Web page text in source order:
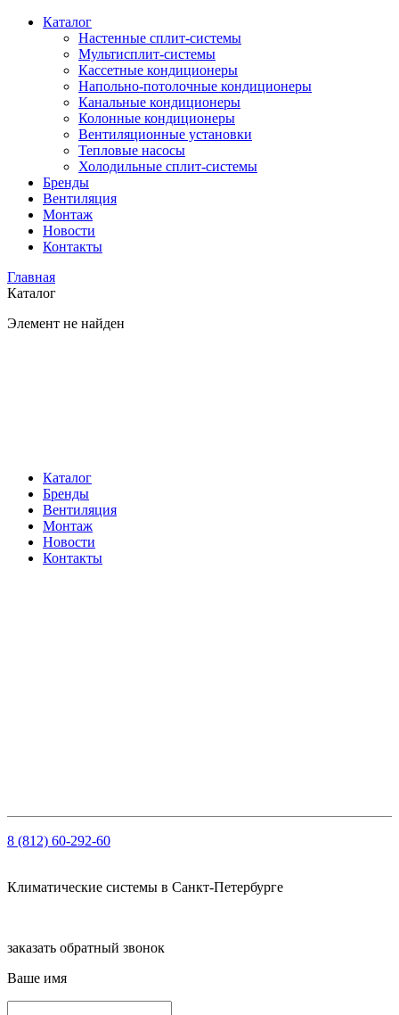
Каталог
Настенные сплит-системы
Мультисплит-системы
Кассетные кондиционеры
Напольно-потолочные кондиционеры
Канальные кондиционеры
Колонные кондиционеры
Вентиляционные установки
Тепловые насосы
Холодильные сплит-системы
Бренды
Вентиляция
Монтаж
Новости
Контакты
Главная
Каталог
Элемент не найден
Каталог
Бренды
Вентиляция
Монтаж
Новости
Контакты
8 (812) 60-292-60
Климатические системы в Санкт-Петербурге
заказать обратный звонок
Ваше имя